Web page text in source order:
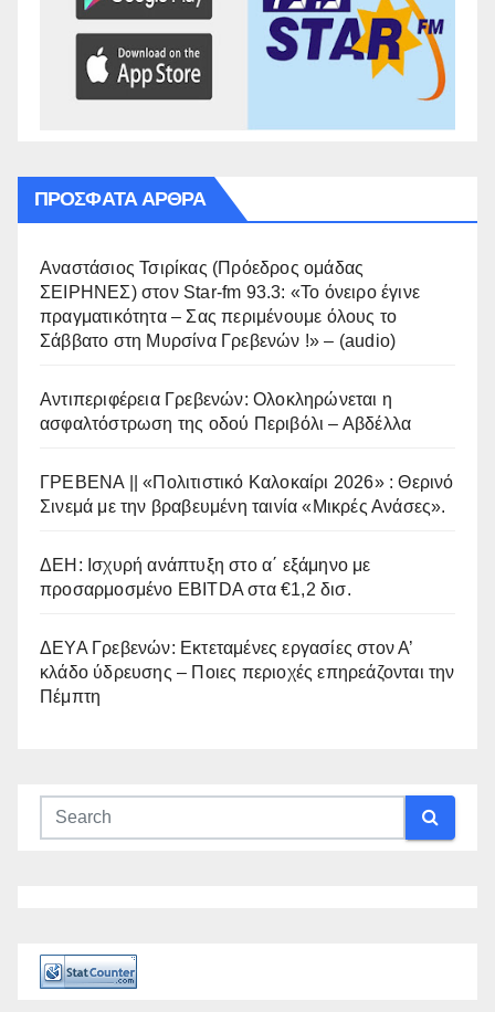
ΠΡΌΣΦΑΤΑ ΆΡΘΡΑ
Αναστάσιος Τσιρίκας (Πρόεδρος ομάδας
ΣΕΙΡΗΝΕΣ) στον Star-fm 93.3: «Το όνειρο έγινε
πραγματικότητα – Σας περιμένουμε όλους το
Σάββατο στη Μυρσίνα Γρεβενών !» – (audio)
Αντιπεριφέρεια Γρεβενών: Ολοκληρώνεται η
ασφαλτόστρωση της οδού Περιβόλι – Αβδέλλα
ΓΡΕΒΕΝΑ || «Πολιτιστικό Καλοκαίρι 2026» : Θερινό
Σινεμά με την βραβευμένη ταινία «Μικρές Ανάσες».
ΔΕΗ: Ισχυρή ανάπτυξη στο α΄ εξάμηνο με
προσαρμοσμένο EBITDA στα €1,2 δισ.
ΔΕΥΑ Γρεβενών: Εκτεταμένες εργασίες στον Α’
κλάδο ύδρευσης – Ποιες περιοχές επηρεάζονται την
Πέμπτη